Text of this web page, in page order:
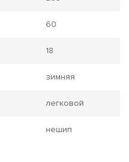
60
18
зимняя
легковой
нешип